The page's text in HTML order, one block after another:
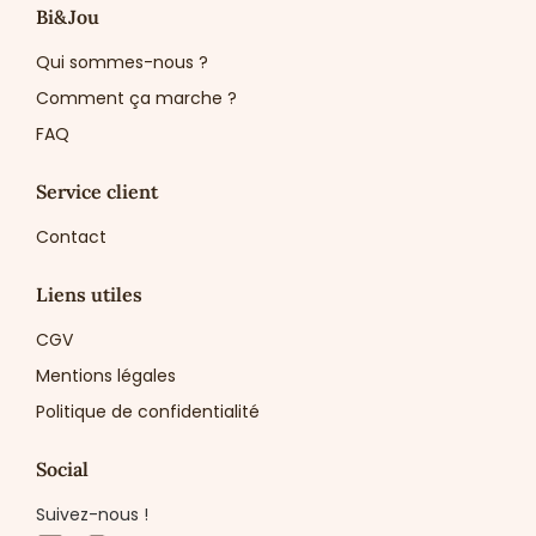
Bi&Jou
Qui sommes-nous ?
Comment ça marche ?
FAQ
Service client
Contact
Liens utiles
CGV
Mentions légales
Politique de confidentialité
Social
Suivez-nous !